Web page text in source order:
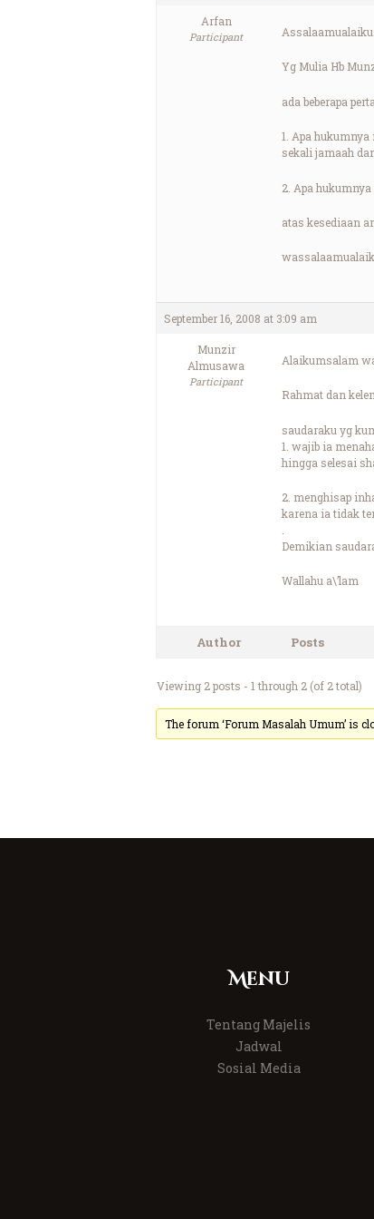
Arfan
Participant
Yg Mulia Hb
ada beberapa
1. Apa
sekali jamaah
2. Apa
atas kesediaan
September 16, 2008 at 3:09 am
Munzir
Almusawa
Participant
Alaikumsalam
Rahmat dan
saudaraku yg
1. wajib ia
hingga selesai
2. menghisap
karena ia tidak
Demikian
Wallahu a\’lam
Author Posts
Viewing 2 posts - 1 through 2 (of 2 total)
The forum ‘Forum Masalah Umum’ is
Menu
Tentang Majelis
Jadwal
Sosial Media